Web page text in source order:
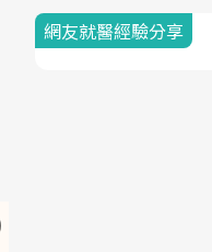
網友就醫經驗分享